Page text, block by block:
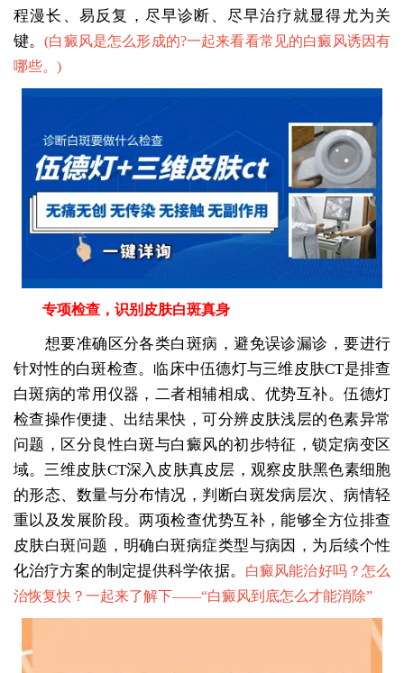
程漫长、易反复，尽早诊断、尽早治疗就显得尤为关
键。(白癜风是怎么形成的?一起来看看常见的白癜风诱因有
哪些。 )
专项检查，识别皮肤白斑真身
想要准确区分各类白斑病，避免误诊漏诊，要进行
针对性的白斑检查。临床中伍德灯与三维皮肤CT是排查
白斑病的常用仪器，二者相辅相成、优势互补。伍德灯
检查操作便捷、出结果快，可分辨皮肤浅层的色素异常
问题，区分良性白斑与白癜风的初步特征，锁定病变区
域。三维皮肤CT深入皮肤真皮层，观察皮肤黑色素细胞
的形态、数量与分布情况，判断白斑发病层次、病情轻
重以及发展阶段。两项检查优势互补，能够全方位排查
皮肤白斑问题，明确白斑病症类型与病因，为后续个性
化治疗方案的制定提供科学依据。
白癜风能治好吗？怎么
治恢复快？一起来了解下——“白癜风到底怎么才能消除”